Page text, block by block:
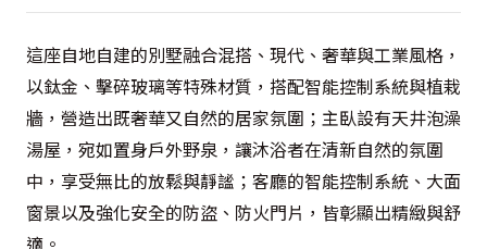
這座自地自建的別墅融合混搭、現代、奢華與工業風格，
以鈦金、擊碎玻璃等特殊材質，搭配智能控制系統與植栽
牆，營造出既奢華又自然的居家氛圍；主臥設有天井泡澡
湯屋，宛如置身戶外野泉，讓沐浴者在清新自然的氛圍
中，享受無比的放鬆與靜謐；客廳的智能控制系統、大面
窗景以及強化安全的防盜、防火門片，皆彰顯出精緻與舒
適。